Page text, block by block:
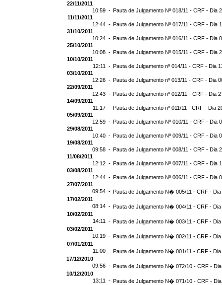
22/11/2011
10:59 - Pauta de Julgamento Nº 018/11 - CRF - Dia
11/11/2011
12:44 - Pauta de Julgamento Nº 017/11 - CRF - Dia
31/10/2011
10:24 - Pauta de Julgamento Nº 016/11 - CRF - Dia
25/10/2011
10:08 - Pauta de Julgamento Nº 015/11 - CRF - Dia
10/10/2011
12:11 - Pauta de Julgamento nº 014/11 - CRF - Dia
03/10/2011
12:26 - Pauta de Julgamento nº 013/11 - CRF - Dia
22/09/2011
12:43 - Pauta de Julgamento nº 012/11 - CRF - Dia
14/09/2011
11:17 - Pauta de Julgamento nº 011/11 - CRF - Dia
05/09/2011
12:59 - Pauta de Julgamento Nº 010/11 - CRF - Dia
29/08/2011
10:40 - Pauta de Julgamento Nº 009/11 - CRF - Dia
19/08/2011
09:58 - Pauta de Julgamento Nº 008/11 - CRF - Dia
11/08/2011
12:12 - Pauta de Julgamento Nº 007/11 - CRF - Dia
03/08/2011
12:44 - Pauta de Julgamento Nº 006/11 - CRF - Dia
27/07/2011
09:54 - Pauta de Julgamento N� 005/11 - CRF - Dia
17/02/2011
08:14 - Pauta de Julgamento N� 004/11 - CRF - Dia
10/02/2011
14:11 - Pauta de Julgamento N� 003/11 - CRF - Dia
03/02/2011
10:19 - Pauta de Julgamento N� 002/11 - CRF - Dia
07/01/2011
11:00 - Pauta de Julgamento N� 001/11 - CRF - Dia
17/12/2010
09:56 - Pauta de Julgamento N� 072/10 - CRF -
10/12/2010
13:11 - Pauta de Julgamento N� 071/10 - CRF -